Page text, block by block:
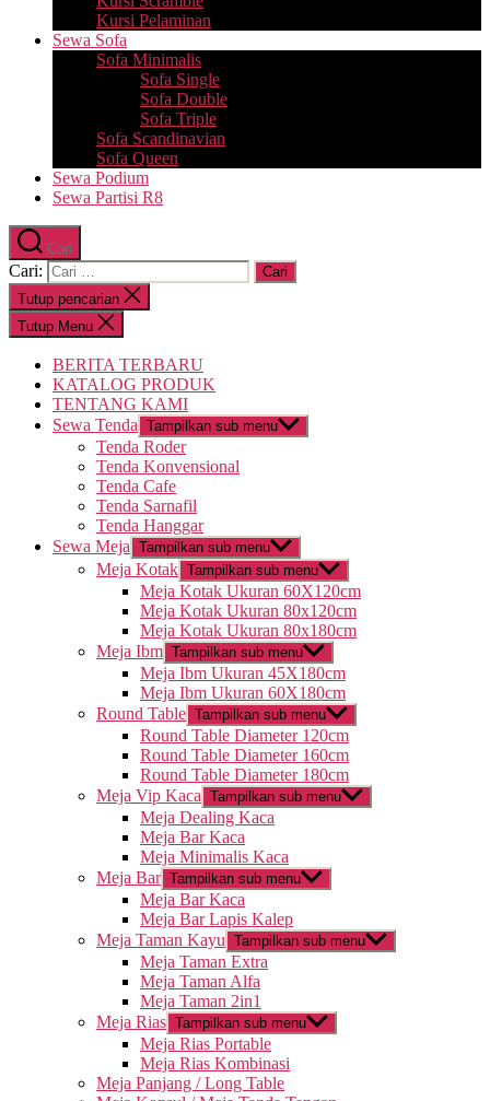
Kursi Pelaminan
Sewa Sofa
Sofa Minimalis
Sofa Single
Sofa Double
Sofa Triple
Sofa Scandinavian
Sofa Queen
Sewa Podium
Sewa Partisi R8
Cari
Cari:
Tutup pencarian
Tutup Menu
BERITA TERBARU
KATALOG PRODUK
TENTANG KAMI
Sewa Tenda Tampilkan sub menu
Tenda Roder
Tenda Konvensional
Tenda Cafe
Tenda Sarnafil
Tenda Hanggar
Sewa Meja Tampilkan sub menu
Meja Kotak Tampilkan sub menu
Meja Kotak Ukuran 60X120cm
Meja Kotak Ukuran 80x120cm
Meja Kotak Ukuran 80x180cm
Meja Ibm Tampilkan sub menu
Meja Ibm Ukuran 45X180cm
Meja Ibm Ukuran 60X180cm
Round Table Tampilkan sub menu
Round Table Diameter 120cm
Round Table Diameter 160cm
Round Table Diameter 180cm
Meja Vip Kaca Tampilkan sub menu
Meja Dealing Kaca
Meja Bar Kaca
Meja Minimalis Kaca
Meja Bar Tampilkan sub menu
Meja Bar Kaca
Meja Bar Lapis Kalep
Meja Taman Kayu Tampilkan sub menu
Meja Taman Extra
Meja Taman Alfa
Meja Taman 2in1
Meja Rias Tampilkan sub menu
Meja Rias Portable
Meja Rias Kombinasi
Meja Panjang / Long Table